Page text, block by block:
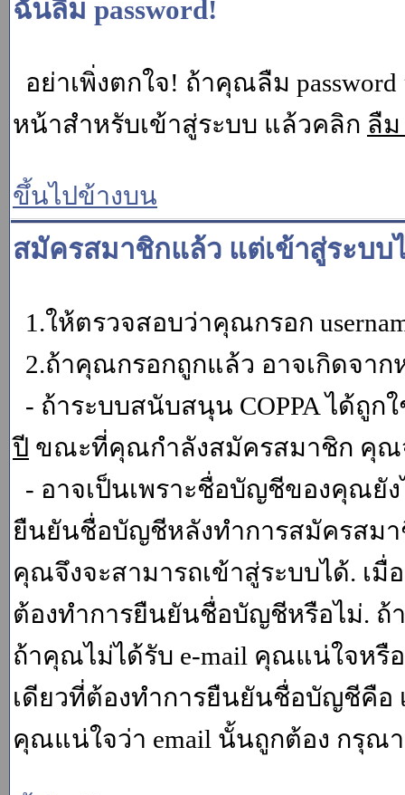
ฉันลืม password!
อย่าเพิ่งตกใจ! ถ้าคุณลืม
หน้าสำหรับเข้าสู่ระบบ แล้วคลิก ลืม
ขึ้นไปข้างบน
สมัครสมาชิกแล้ว แต่เข้าสู่ระบบ
1.ให้ตรวจสอบว่าคุณกรอก
2.ถ้าคุณกรอกถูกแล้ว อาจเกิดจาก
- ถ้าระบบสนับสนุน COPPA ได้ถู
ปี ขณะที่คุณกำลังสมัครสมาชิก คุ
- อาจเป็นเพราะชื่อบัญชีของคุณยั
ยืนยันชื่อบัญชีหลังทำการสมัครสมา
คุณจึงจะสามารถเข้าสู่ระบบได้. เ
ต้องทำการยืนยันชื่อบัญชีหรือไม่.
ถ้าคุณไม่ได้รับ e-mail คุณแน่ใจหรื
เดียวที่ต้องทำการยืนยันชื่อบัญชีคือ
คุณแน่ใจว่า email นั้นถูกต้อง กรุณ